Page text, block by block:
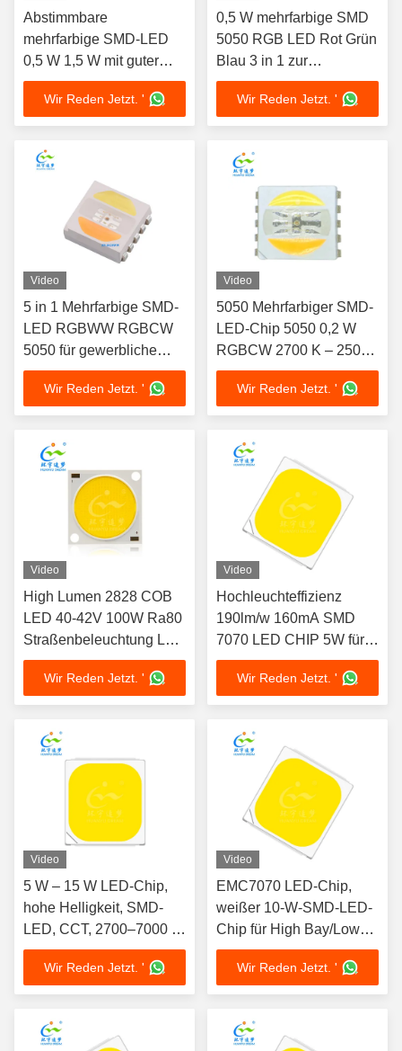
Abstimmbare
mehrfarbige SMD-LED
0,5 W 1,5 W mit guter
Farbkonsistenz
Wir Reden Jetzt. '
0,5 W mehrfarbige SMD
5050 RGB LED Rot Grün
Blau 3 in 1 zur
Dekoration
Wir Reden Jetzt. '
Video
5 in 1 Mehrfarbige SMD-
LED RGBWW RGBCW
5050 für gewerbliche
Beleuchtung
Wir Reden Jetzt. '
Video
5050 Mehrfarbiger SMD-
LED-Chip 5050 0,2 W
RGBCW 2700 K – 25000
K
Wir Reden Jetzt. '
Video
High Lumen 2828 COB
LED 40-42V 100W Ra80
Straßenbeleuchtung Led
Chip
Wir Reden Jetzt. '
Video
Hochleuchteffizienz
190lm/w 160mA SMD
7070 LED CHIP 5W für
Außenbeleuchtung
Wir Reden Jetzt. '
Video
5 W – 15 W LED-Chip,
hohe Helligkeit, SMD-
LED, CCT, 2700–7000 K,
50.000 Stunden
Lebensdauer
Wir Reden Jetzt. '
Video
EMC7070 LED-Chip,
weißer 10-W-SMD-LED-
Chip für High Bay/Low
Bay
Wir Reden Jetzt. '